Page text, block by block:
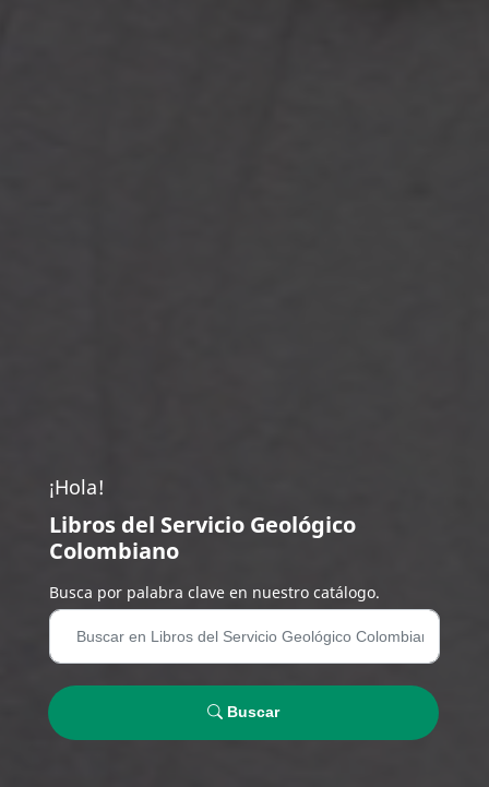
¡Hola!
Libros del Servicio Geológico
Colombiano
Busca por palabra clave en nuestro catálogo.
Buscar